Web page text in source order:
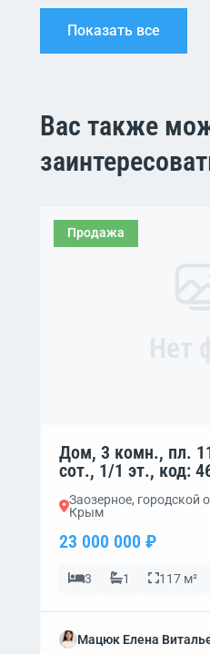
Показать все
Вас также
Продажа
Дом, 3 комн., пл.
сот., 1/1 эт., код:
Заозерное, городской
Крым
23 000 000 ₽
3 1 117 м²
Мацюк Елена